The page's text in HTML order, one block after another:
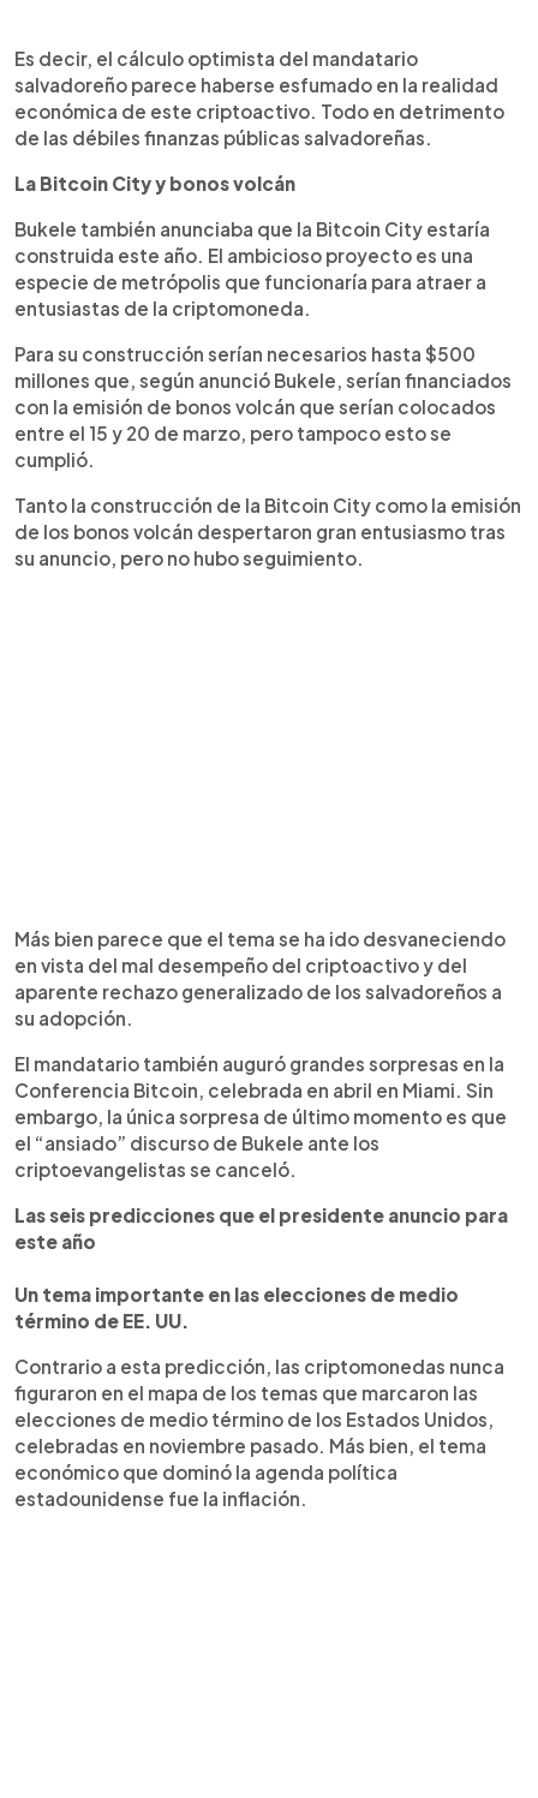
Es decir, el cálculo optimista del mandatario
salvadoreño parece haberse esfumado en la realidad
económica de este criptoactivo. Todo en detrimento
de las débiles finanzas públicas salvadoreñas.
La Bitcoin City y bonos volcán
Bukele también anunciaba que la Bitcoin City estaría
construida este año. El ambicioso proyecto es una
especie de metrópolis que funcionaría para atraer a
entusiastas de la criptomoneda.
Para su construcción serían necesarios hasta $500
millones que, según anunció Bukele, serían financiados
con la emisión de bonos volcán que serían colocados
entre el 15 y 20 de marzo, pero tampoco esto se
cumplió.
Tanto la construcción de la Bitcoin City como la emisión
de los bonos volcán despertaron gran entusiasmo tras
su anuncio, pero no hubo seguimiento.
Más bien parece que el tema se ha ido desvaneciendo
en vista del mal desempeño del criptoactivo y del
aparente rechazo generalizado de los salvadoreños a
su adopción.
El mandatario también auguró grandes sorpresas en la
Conferencia Bitcoin, celebrada en abril en Miami. Sin
embargo, la única sorpresa de último momento es que
el “ansiado” discurso de Bukele ante los
criptoevangelistas se canceló.
Las seis predicciones que el presidente anuncio para
este año
Un tema importante en las elecciones de medio
término de EE. UU.
Contrario a esta predicción, las criptomonedas nunca
figuraron en el mapa de los temas que marcaron las
elecciones de medio término de los Estados Unidos,
celebradas en noviembre pasado. Más bien, el tema
económico que dominó la agenda política
estadounidense fue la inflación.